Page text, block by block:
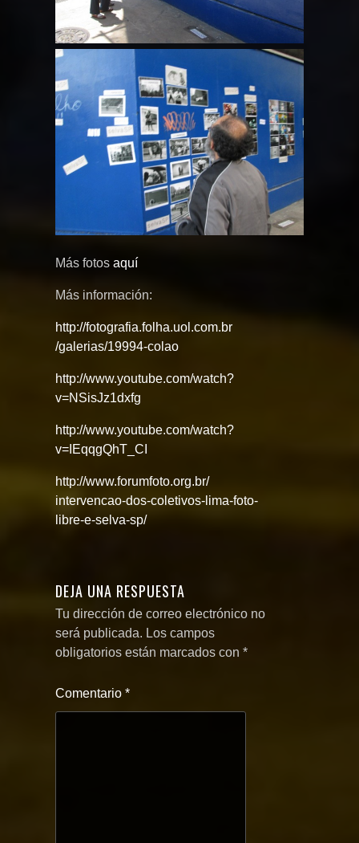
Más fotos aquí
Más información:
http://fotografia.folha.uol.com.br
/galerias/19994-colao
http://www.youtube.com/watch?
v=NSisJz1dxfg
http://www.youtube.com/watch?
v=IEqqgQhT_CI
http://www.forumfoto.org.br/
intervencao-dos-coletivos-l ima-foto-
libre-e-selva-sp/
DEJA UNA RESPUESTA
Tu dirección de correo electrónico no
será publicada. Los campos
obligatorios están marcados con *
Comentario *